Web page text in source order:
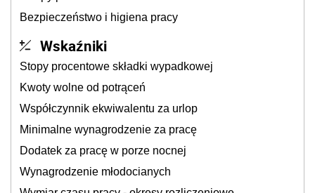
Bezpieczeństwo i higiena pracy
Wskaźniki
Stopy procentowe składki wypadkowej
Kwoty wolne od potrąceń
Współczynnik ekwiwalentu za urlop
Minimalne wynagrodzenie za pracę
Dodatek za pracę w porze nocnej
Wynagrodzenie młodocianych